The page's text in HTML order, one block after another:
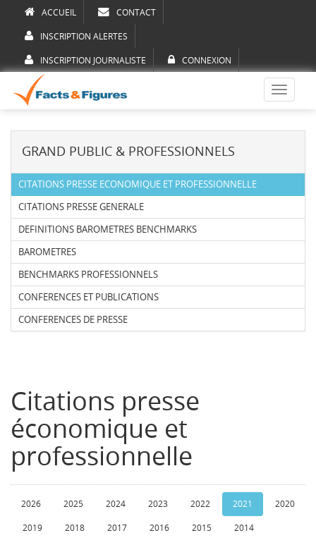
ACCUEIL CONTACT
INSCRIPTION ALERTES
INSCRIPTION JOURNALISTE CONNEXION
Toggle
GRAND PUBLIC & PROFESSIONNELS
CITATIONS PRESSE ECONOMIQUE ET PROFESSIONNELLE
CITATIONS PRESSE GENERALE
DEFINITIONS BAROMETRES BENCHMARKS
BAROMETRES
BENCHMARKS PROFESSIONNELS
CONFERENCES ET PUBLICATIONS
CONFERENCES DE PRESSE
Citations presse
économique et
professionnelle
2026 2025 2024 2023 2022 2021 2020
2019 2018 2017 2016 2015 2014